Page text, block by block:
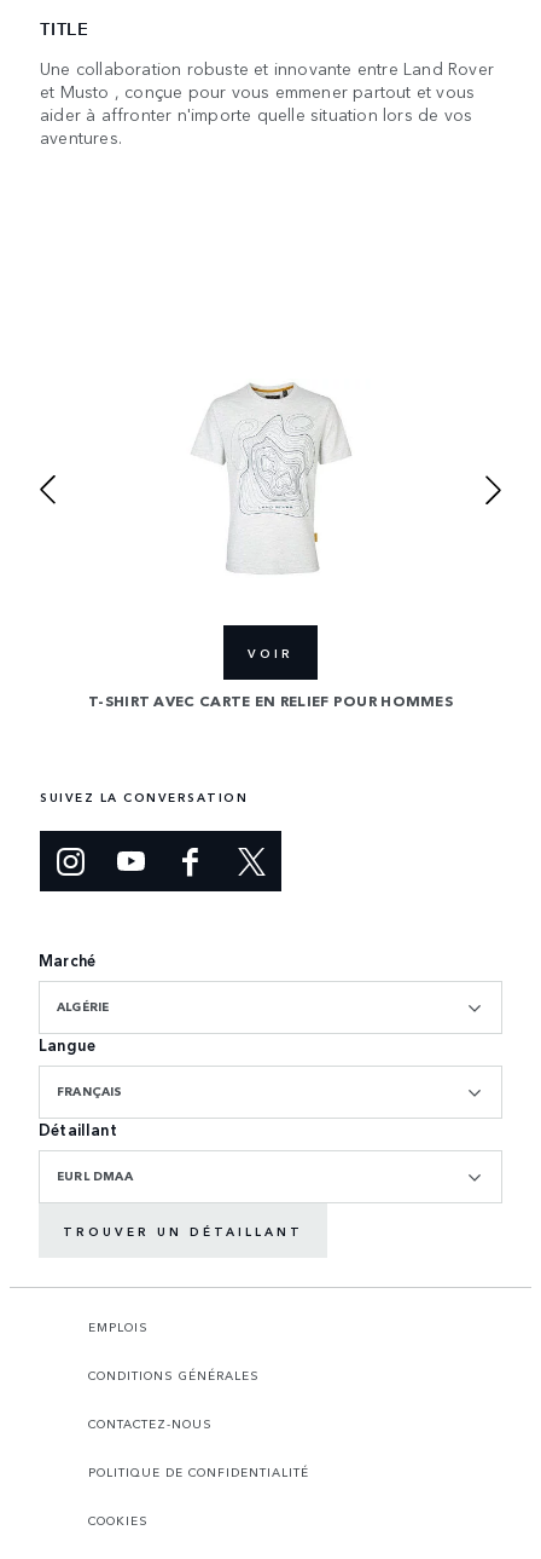
TITLE
Une collaboration robuste et innovante entre Land Rover
et Musto , conçue pour vous emmener partout et vous
aider à affronter n'importe quelle situation lors de vos
aventures.
VOIR
T-SHIRT AVEC CARTE EN RELIEF POUR HOMMES
SUIVEZ LA CONVERSATION
Marché
ALGÉRIE
Langue
FRANÇAIS
Détaillant
EURL DMAA
TROUVER UN DÉTAILLANT
EMPLOIS
CONDITIONS GÉNÉRALES
CONTACTEZ-NOUS
POLITIQUE DE CONFIDENTIALITÉ
COOKIES